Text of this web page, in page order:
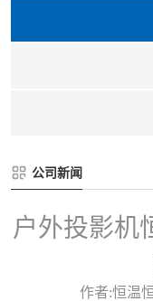
公司新闻
户外投影机
作者:恒温